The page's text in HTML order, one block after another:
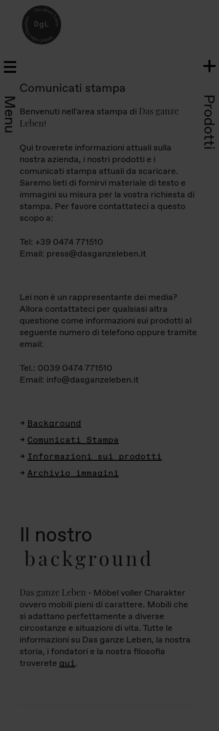
Menu Prodotti
Comunicati stampa
Benvenuti nell'area stampa di Das ganze
Leben!
Qui troverete informazioni attuali sulla
nostra azienda, i nostri prodotti e i
comunicati stampa attuali da scaricare.
Saremo lieti di fornirvi materiale di testo e
immagini su misura per la vostra richiesta di
stampa. Per favore contattateci a questo
scopo a:
Tel: +39 0474 771510
Email: press@dasganzeleben.it
Lei non è un rappresentante dei media?
Allora contattateci per qualsiasi altra
questione come informazioni sui prodotti al
seguente numero di telefono oppure tramite
email:
Tel.: 0039 0474 771510
Email: info@dasganzeleben.it
Background
Comunicati Stampa
Informazioni sui prodotti
Archivio immagini
Il nostro
background
Das ganze Leben - Möbel voller Charakter
ovvero mobili pieni di carattere. Mobili che
si adattano perfettamente a diverse
circostanze e situazioni di vita. Tutte le
informazioni su Das ganze Leben, la nostra
storia, i fondatori e la nostra filosofia
troverete qui.